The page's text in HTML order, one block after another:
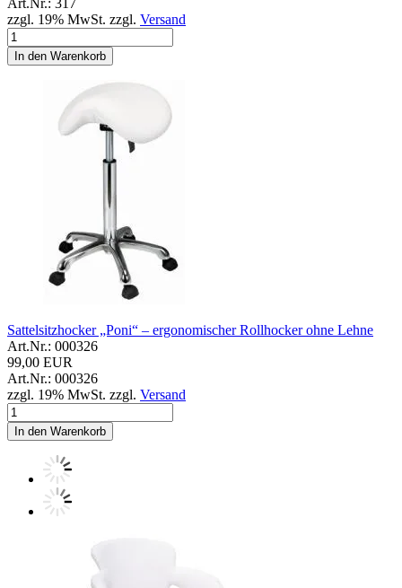
zzgl. 19% MwSt. zzgl. Versand
In den Warenkorb
Sattelsitzhocker „Poni“ – ergonomischer Rollhocker ohne Lehne
Art.Nr.: 000326
99,00 EUR
Art.Nr.: 000326
zzgl. 19% MwSt. zzgl. Versand
In den Warenkorb